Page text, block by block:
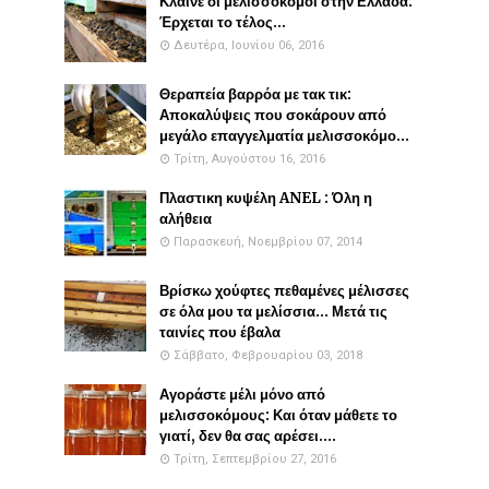
Έρχεται το τέλος...
Δευτέρα, Ιουνίου 06, 2016
Θεραπεία βαρρόα με τακ τικ:
Αποκαλύψεις που σοκάρουν από
μεγάλο επαγγελματία μελισσοκόμο...
Τρίτη, Αυγούστου 16, 2016
Πλαστικη κυψέλη ANEL : Όλη η
αλήθεια
Παρασκευή, Νοεμβρίου 07, 2014
Βρίσκω χούφτες πεθαμένες μέλισσες
σε όλα μου τα μελίσσια... Μετά τις
ταινίες που έβαλα
Σάββατο, Φεβρουαρίου 03, 2018
Αγοράστε μέλι μόνο από
μελισσοκόμους: Και όταν μάθετε το
γιατί, δεν θα σας αρέσει....
Τρίτη, Σεπτεμβρίου 27, 2016